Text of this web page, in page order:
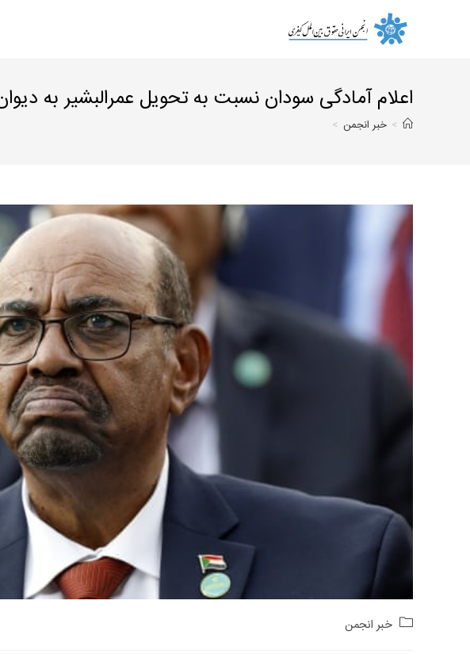
اعلام آمادگی سودان نسبت به تحویل عمرالبشیر به
> خبر انجمن >
Post
خبر انجمن